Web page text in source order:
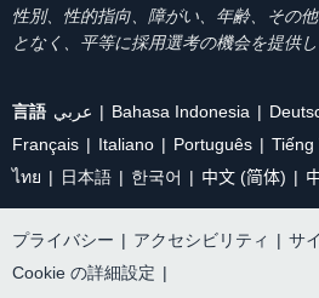
性別、性的指向、障がい、年齢、その
となく、平等に採用選考の機会を提供し
言語 عربي Bahasa Indonesia
Français
Italiano Português Tiếng
ไทย
日本語 한국어 中文 (简体)
プライバシー | アクセシビリティ | サ
Cookie の詳細設定 |